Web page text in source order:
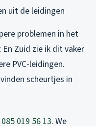
uit de leidingen
problemen in het
Zuid zie ik dit vaker
PVC-leidingen.
scheurtjes in
019 56 13. We